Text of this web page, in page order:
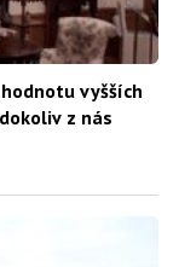
vyšších
z nás